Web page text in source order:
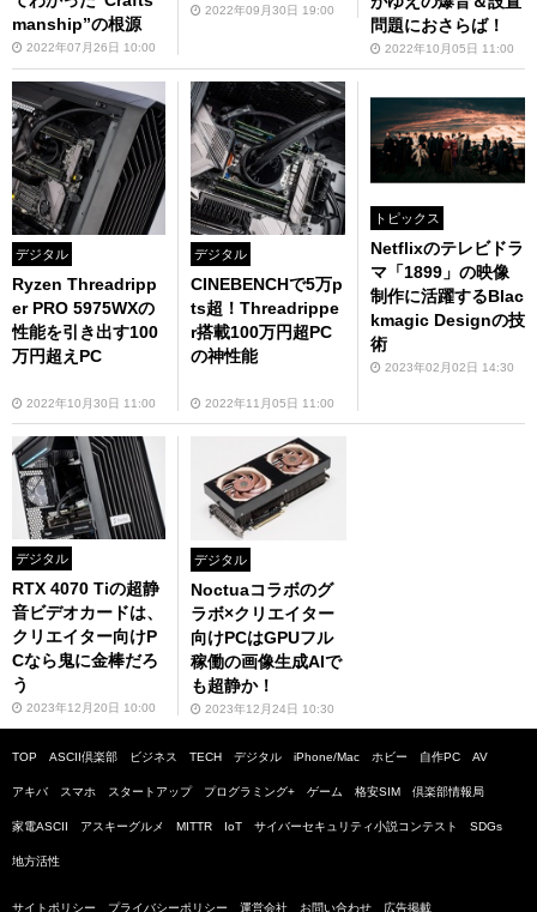
manship”の根源
2022年07月26日 10:00
開始2022年09月30日 19:00
問題におさらば！
2022年10月05日 11:00
デジタル
Ryzen Threadripp
er PRO 5975WXの
性能を引き出す100
万円超えPC
2022年10月30日 11:00
デジタル
CINEBENCHで5万p
ts超！Threadrippe
r搭載100万円超PC
の神性能
2022年11月05日 11:00
トピックス
Netflixのテレビドラ
マ「1899」の映像
制作に活躍するBlac
kmagic Designの技
術
2023年02月02日 14:30
デジタル
RTX 4070 Tiの超静
音ビデオカードは、
クリエイター向けP
Cなら鬼に金棒だろ
う
2023年12月20日 10:00
デジタル
Noctuaコラボのグ
ラボ×クリエイター
向けPCはGPUフル
稼働の画像生成AIで
も超静か！
2023年12月24日 10:30
TOP ASCII倶楽部 ビジネス TECH デジタル iPhone/Mac ホビー 自作PC AV
アキバ スマホ スタートアップ プログラミング+ ゲーム 格安SIM 倶楽部情報局
家電ASCII アスキーグルメ MITTR IoT サイバーセキュリティ小説コンテスト SDGs
地方活性
サイトポリシー プライバシーポリシー 運営会社 お問い合わせ 広告掲載